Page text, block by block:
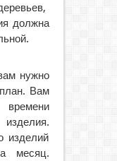
должна
нужно
Вам
изделий
месяц.